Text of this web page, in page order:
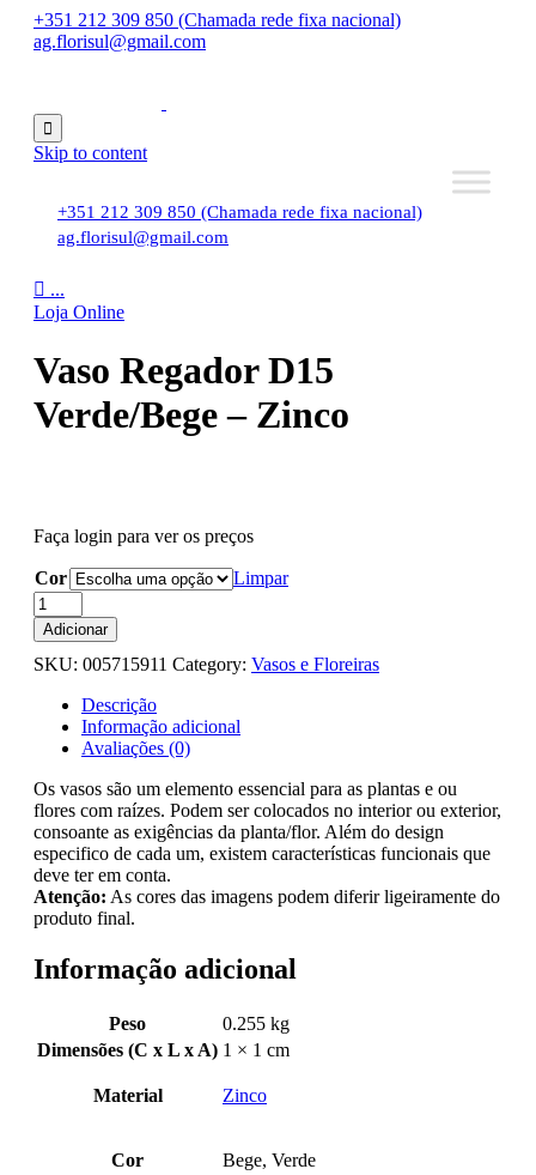
+351 212 309 850 (Chamada rede fixa nacional)
ag.florisul@gmail.com

Skip to content
+351 212 309 850 (Chamada rede fixa nacional)
ag.florisul@gmail.com
 ...
Loja Online
Vaso Regador D15
Verde/Bege – Zinco
Faça login para ver os preços
Cor
Limpar
Quantidade
de
Vaso
Regador
Verde/Bege
Zinco
Adicionar
SKU: 005715911 Category: Vasos e Floreiras
Descrição
Informação adicional
Avaliações (0)
Os vasos são um elemento essencial para as plantas e ou
flores com raízes. Podem ser colocados no interior ou exterior,
consoante as exigências da planta/flor. Além do design
especifico de cada um, existem características funcionais que
deve ter em conta.
Atenção: As cores das imagens podem diferir ligeiramente do
produto final.
Informação adicional
Peso
0.255 kg
Dimensões (C x L x A) 1 × 1 cm
Material Zinco
Cor Bege, Verde